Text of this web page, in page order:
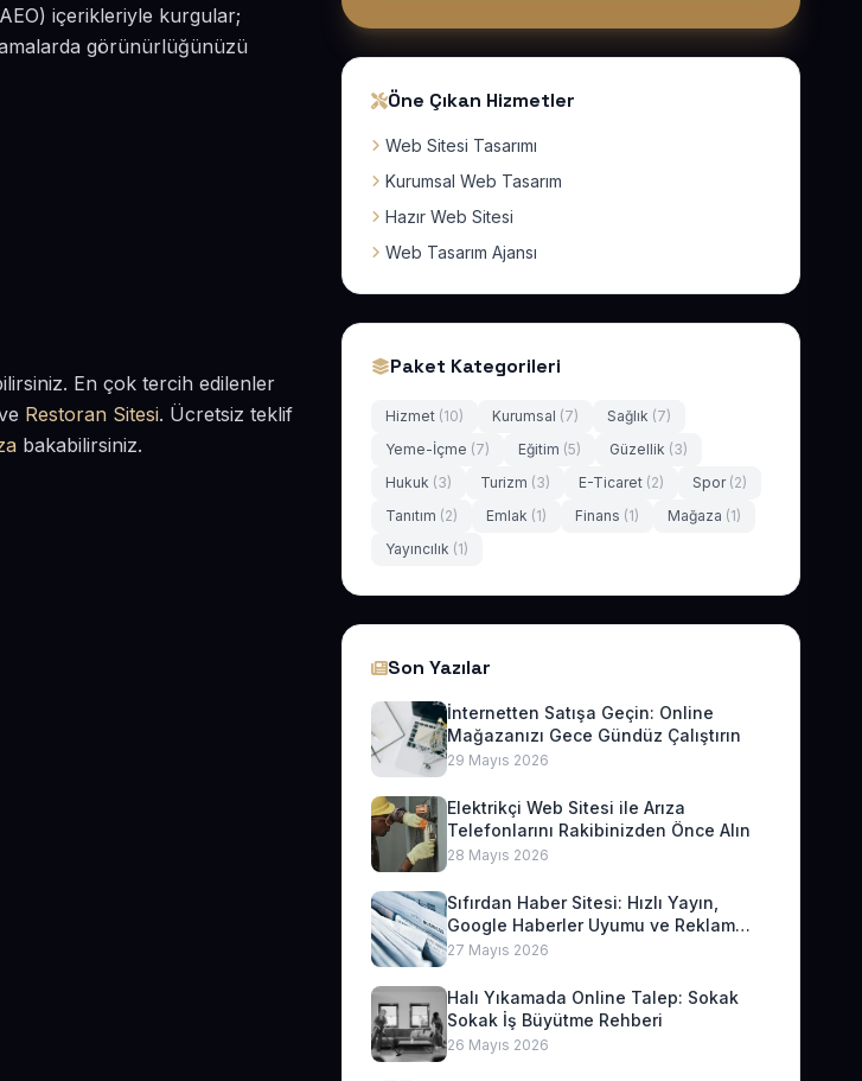
içerikleriyle kurgular;
görünürlüğünüzü
En çok tercih edilenler
Restoran Sitesi. Ücretsiz teklif
bakabilirsiniz.
Öne Çıkan Hizmetler
Web Sitesi Tasarımı
Kurumsal Web Tasarım
Hazır Web Sitesi
Web Tasarım Ajansı
Paket Kategorileri
Hizmet (10) Kurumsal (7) Sağlık (7)
Yeme-İçme (7) Eğitim (5) Güzellik (3)
Hukuk (3) Turizm (3) E-Ticaret (2) Spor (2)
Tanıtım (2) Emlak (1) Finans (1) Mağaza (1)
Yayıncılık (1)
Son Yazılar
İnternetten Satışa Geçin: Online
Mağazanızı Gece Gündüz Çalıştırın
29 Mayıs 2026
Elektrikçi Web Sitesi ile Arıza
Telefonlarını Rakibinizden Önce Alın
28 Mayıs 2026
Sıfırdan Haber Sitesi: Hızlı Yayın,
Google Haberler Uyumu ve Reklam
Geliri
27 Mayıs 2026
Halı Yıkamada Online Talep: Sokak
Sokak İş Büyütme Rehberi
26 Mayıs 2026